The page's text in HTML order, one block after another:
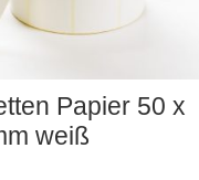
Papier 50 x
weiß